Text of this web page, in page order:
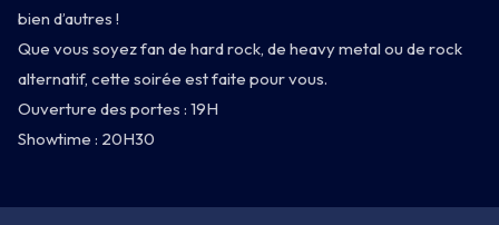
bien d’autres !
Que vous soyez fan de hard rock, de heavy metal ou de rock
alternatif, cette soirée est faite pour vous.
Ouverture des portes : 19H
Showtime : 20H30